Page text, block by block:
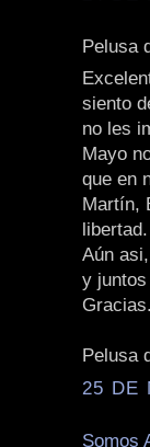
Pelusa
siento
no les
Mayo
que en
Martín,
libertad.
Aún
y
Gracias.
Pelusa
25 DE
Somos